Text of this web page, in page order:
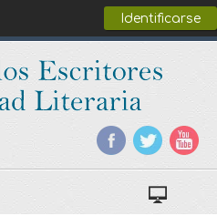
Identificarse